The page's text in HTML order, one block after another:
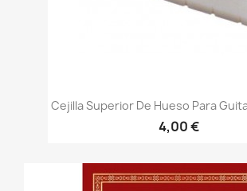
Cejilla Superior De Hueso Para
4,00 €